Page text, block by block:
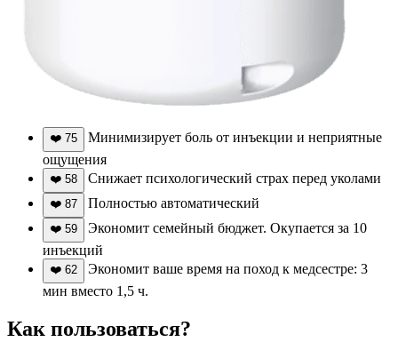
❤️ 75
Минимизирует боль от инъекции и неприятные
ощущения
❤️ 58 Снижает психологический страх перед уколами
❤️ 87 Полностью автоматический
❤️ 59
Экономит семейный бюджет. Окупается за 10
инъекций
❤️ 62
Экономит ваше время на поход к медсестре: 3
мин вместо 1,5 ч.
Как пользоваться?